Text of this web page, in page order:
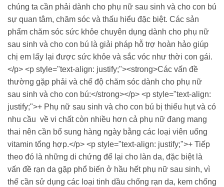
chúng ta cần phải dành cho phụ nữ sau sinh và cho con bú
sự quan tâm, chăm sóc và thấu hiểu đặc biệt. Các sản
phẩm chăm sóc sức khỏe chuyên dụng dành cho phụ nữ
sau sinh và cho con bú là giải pháp hỗ trợ hoàn hảo giúp
chị em lấy lại được sức khỏe và sắc vóc như thời con gái.
</p> <p style="text-align: justify;"><strong>Các vấn đề
thường gặp phải và chế độ chăm sóc dành cho phụ nữ
sau sinh và cho con bú:</strong></p> <p style="text-align:
justify;">+ Phụ nữ sau sinh và cho con bú bị thiếu hụt và có
nhu cầu về vi chất còn nhiều hơn cả phụ nữ đang mang
thai nên cần bổ sung hàng ngày bằng các loại viên uống
vitamin tổng hợp.</p> <p style="text-align: justify;">+ Tiếp
theo đó là những di chứng để lại cho làn da, đặc biệt là
vấn đề rạn da gặp phổ biến ở hầu hết phụ nữ sau sinh, vì
thế cần sử dụng các loại tinh dầu chống rạn da, kem chống